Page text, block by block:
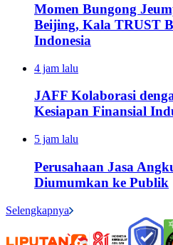
Momen Bungong
Beijing, Kala TRUST
Indonesia
4 jam lalu
JAFF Kolaborasi
Kesiapan Finansial
5 jam lalu
Perusahaan Jasa
Diumumkan ke Publik
Selengkapnya